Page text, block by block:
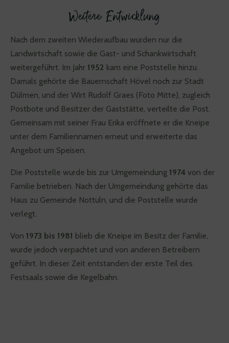
Weitere Entwicklung
Nach dem zweiten Wiederaufbau wurden nur die
Landwirtschaft sowie die Gast- und Schankwirtschaft
weitergeführt. Im Jahr 1952 kam eine Poststelle hinzu.
Damals gehörte die Bauernschaft Hövel noch zur Stadt
Dülmen, und der Wirt Rudolf Graes (Foto Mitte), zugleich
Postbote und Besitzer der Gaststätte, verteilte die Post.
Gemeinsam mit seiner Frau Erika eröffnete er die Kneipe
unter dem Familiennamen erneut und erweiterte das
Angebot um Speisen.
Die Poststelle wurde bis zur Umgemeindung 1974 von der
Familie betrieben. Nach der Umgemeindung gehörte das
Haus zu Gemeinde Nottuln, und die Poststelle wurde
verlegt.
Von 1973 bis 1981 blieb die Kneipe im Besitz der Familie,
wurde jedoch verpachtet und von anderen Betreibern
geführt. In dieser Zeit entstanden der erste Teil des
Festsaals sowie die Kegelbahn.